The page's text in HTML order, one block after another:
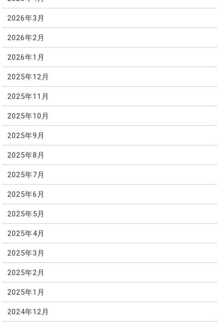
2026年3月
2026年2月
2026年1月
2025年12月
2025年11月
2025年10月
2025年9月
2025年8月
2025年7月
2025年6月
2025年5月
2025年4月
2025年3月
2025年2月
2025年1月
2024年12月